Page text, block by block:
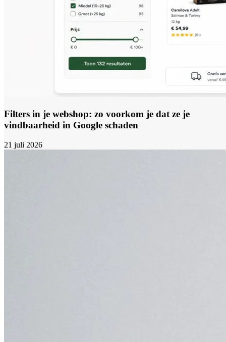
Filters in je webshop: zo voorkom je dat ze je
vindbaarheid in Google schaden
21 juli 2026